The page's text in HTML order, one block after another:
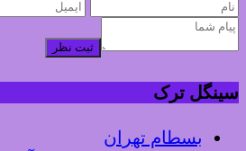
ثبت نظر
سینگل ترک
بسطام تهران